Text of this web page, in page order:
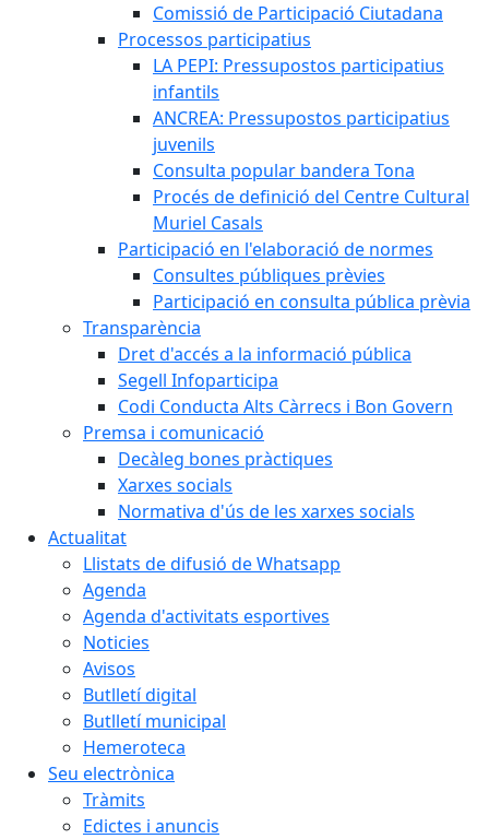
Comissió de Participació Ciutadana
Processos participatius
LA PEPI: Pressupostos participatius
infantils
ANCREA: Pressupostos participatius
juvenils
Consulta popular bandera Tona
Procés de definició del Centre Cultural
Muriel Casals
Participació en l'elaboració de normes
Consultes públiques prèvies
Participació en consulta pública prèvia
Transparència
Dret d'accés a la informació pública
Segell Infoparticipa
Codi Conducta Alts Càrrecs i Bon Govern
Premsa i comunicació
Decàleg bones pràctiques
Xarxes socials
Normativa d'ús de les xarxes socials
Actualitat
Llistats de difusió de Whatsapp
Agenda
Agenda d'activitats esportives
Noticies
Avisos
Butlletí digital
Butlletí municipal
Hemeroteca
Seu electrònica
Tràmits
Edictes i anuncis